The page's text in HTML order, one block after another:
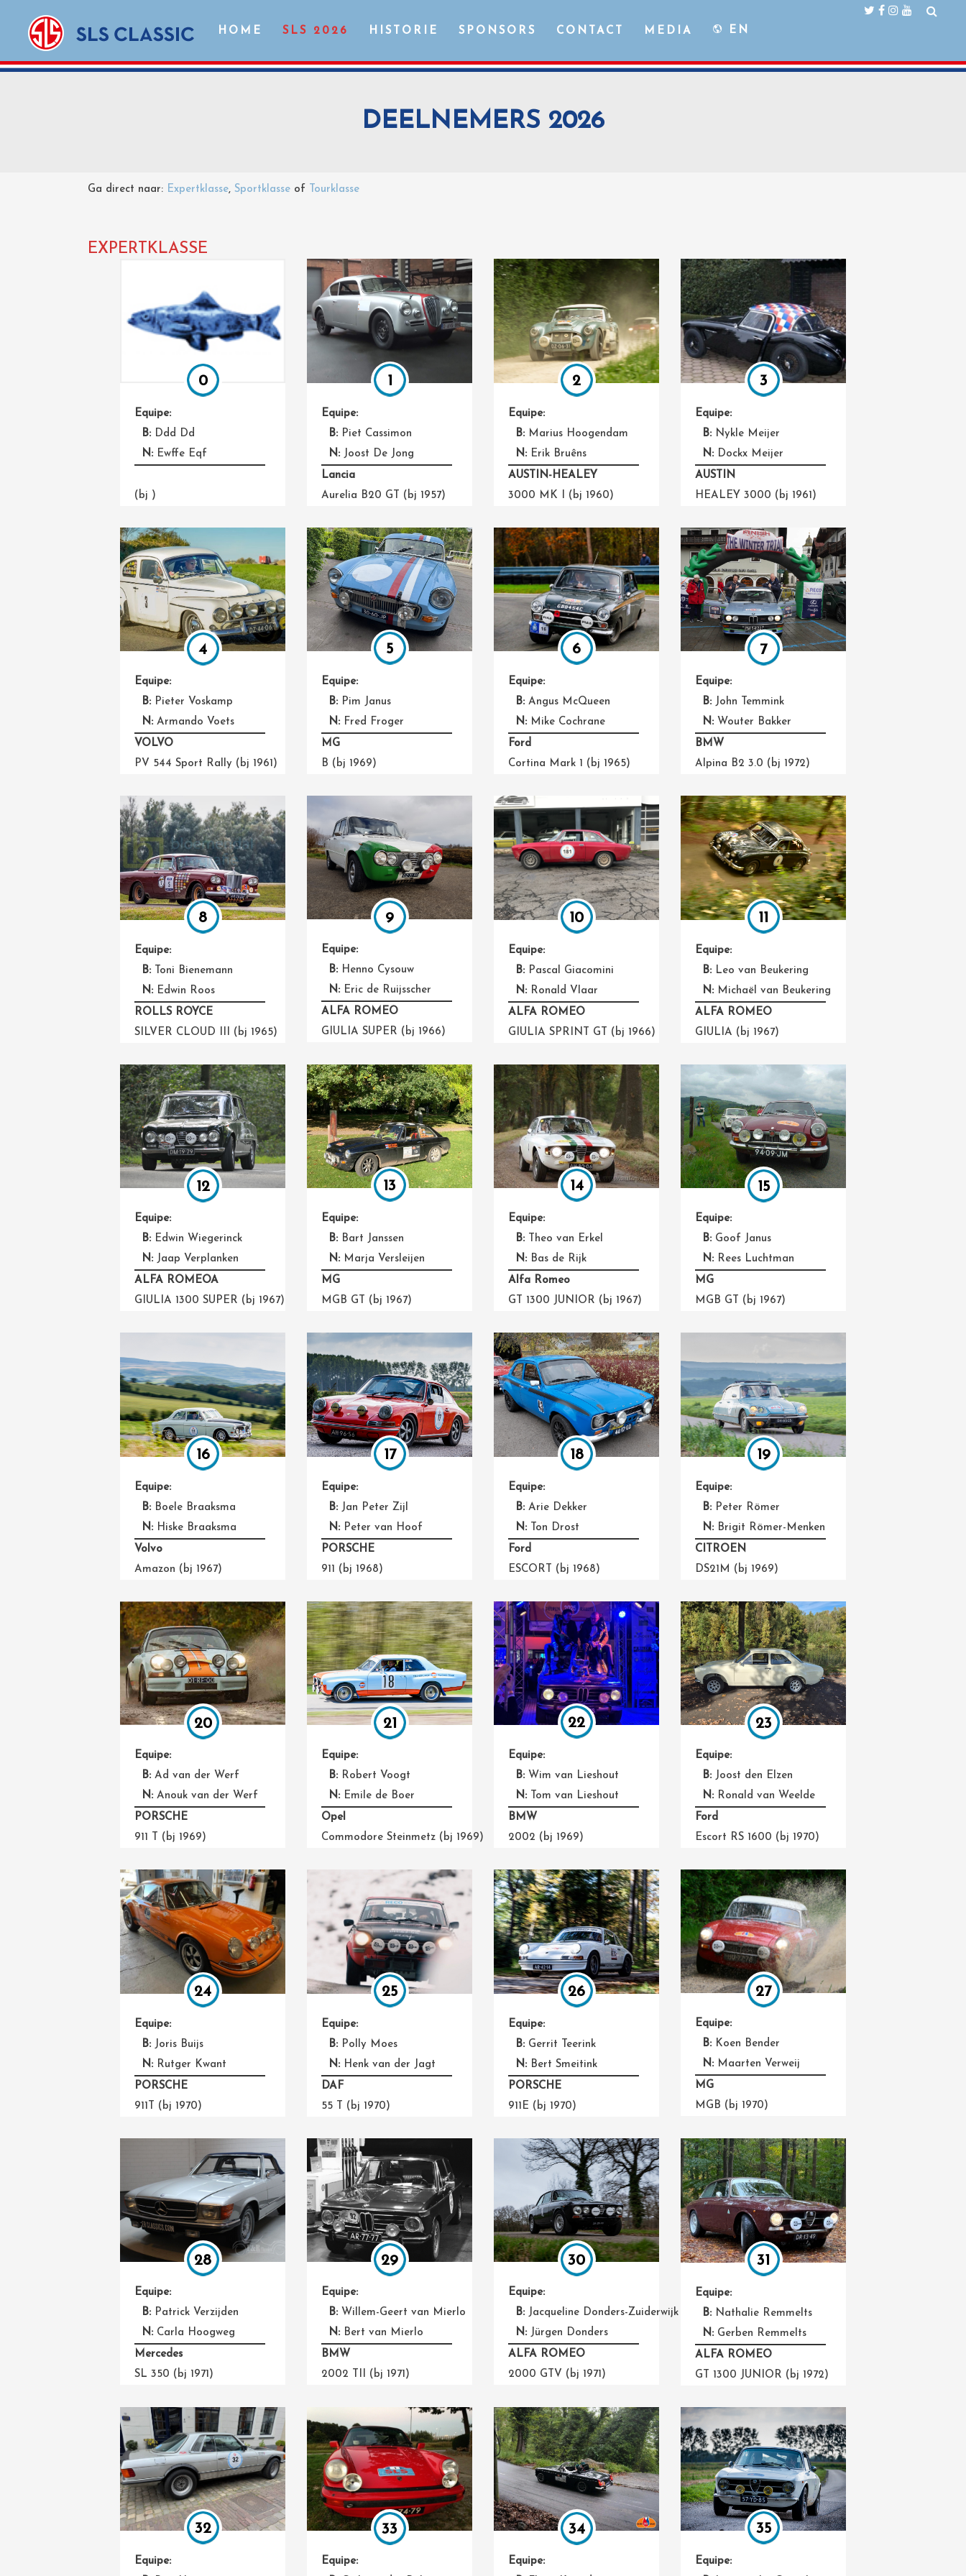
HOME SLS 2026 HISTORIE SPONSORS CONTACT MEDIA EN
DEELNEMERS 2026
Ga direct naar: Expertklasse, Sportklasse of Tourklasse
EXPERTKLASSE
0
Equipe:
B: Ddd Dd
N: Ewffe Eqf
(bj )
1
Equipe:
B: Piet Cassimon
N: Joost De Jong
Lancia
Aurelia B20 GT (bj 1957)
2
Equipe:
B: Marius Hoogendam
N: Erik Bruêns
AUSTIN-HEALEY
3000 MK I (bj 1960)
3
Equipe:
B: Nykle Meijer
N: Dockx Meijer
AUSTIN
HEALEY 3000 (bj 1961)
4
Equipe:
B: Pieter Voskamp
N: Armando Voets
VOLVO
PV 544 Sport Rally (bj 1961)
5
Equipe:
B: Pim Janus
N: Fred Froger
MG
B (bj 1969)
6
Equipe:
B: Angus McQueen
N: Mike Cochrane
Ford
Cortina Mark 1 (bj 1965)
7
Equipe:
B: John Temmink
N: Wouter Bakker
BMW
Alpina B2 3.0 (bj 1972)
8
Equipe:
B: Toni Bienemann
N: Edwin Roos
ROLLS ROYCE
SILVER CLOUD III (bj 1965)
9
Equipe:
B: Henno Cysouw
N: Eric de Ruijsscher
ALFA ROMEO
GIULIA SUPER (bj 1966)
10
Equipe:
B: Pascal Giacomini
N: Ronald Vlaar
ALFA ROMEO
GIULIA SPRINT GT (bj 1966)
11
Equipe:
B: Leo van Beukering
N: Michaël van Beukering
ALFA ROMEO
GIULIA (bj 1967)
12
Equipe:
B: Edwin Wiegerinck
N: Jaap Verplanken
ALFA ROMEOA
GIULIA 1300 SUPER (bj 1967)
13
Equipe:
B: Bart Janssen
N: Marja Versleijen
MG
MGB GT (bj 1967)
14
Equipe:
B: Theo van Erkel
N: Bas de Rijk
Alfa Romeo
GT 1300 JUNIOR (bj 1967)
15
Equipe:
B: Goof Janus
N: Rees Luchtman
MG
MGB GT (bj 1967)
16
Equipe:
B: Boele Braaksma
N: Hiske Braaksma
Volvo
Amazon (bj 1967)
17
Equipe:
B: Jan Peter Zijl
N: Peter van Hoof
PORSCHE
911 (bj 1968)
18
Equipe:
B: Arie Dekker
N: Ton Drost
Ford
ESCORT (bj 1968)
19
Equipe:
B: Peter Römer
N: Brigit Römer-Menken
CITROEN
DS21M (bj 1969)
20
Equipe:
B: Ad van der Werf
N: Anouk van der Werf
PORSCHE
911 T (bj 1969)
21
Equipe:
B: Robert Voogt
N: Emile de Boer
Opel
Commodore Steinmetz (bj 1969)
22
Equipe:
B: Wim van Lieshout
N: Tom van Lieshout
BMW
2002 (bj 1969)
23
Equipe:
B: Joost den Elzen
N: Ronald van Weelde
Ford
Escort RS 1600 (bj 1970)
24
Equipe:
B: Joris Buijs
N: Rutger Kwant
PORSCHE
911T (bj 1970)
25
Equipe:
B: Polly Moes
N: Henk van der Jagt
DAF
55 T (bj 1970)
26
Equipe:
B: Gerrit Teerink
N: Bert Smeitink
PORSCHE
911E (bj 1970)
27
Equipe:
B: Koen Bender
N: Maarten Verweij
MG
MGB (bj 1970)
28
Equipe:
B: Patrick Verzijden
N: Carla Hoogweg
Mercedes
SL 350 (bj 1971)
29
Equipe:
B: Willem-Geert van Mierlo
N: Bert van Mierlo
BMW
2002 TII (bj 1971)
30
Equipe:
B: Jacqueline Donders-Zuiderwijk
N: Jürgen Donders
ALFA ROMEO
2000 GTV (bj 1971)
31
Equipe:
B: Nathalie Remmelts
N: Gerben Remmelts
ALFA ROMEO
GT 1300 JUNIOR (bj 1972)
32
Equipe:
33
Equipe:
34
Equipe:
35
Equipe: